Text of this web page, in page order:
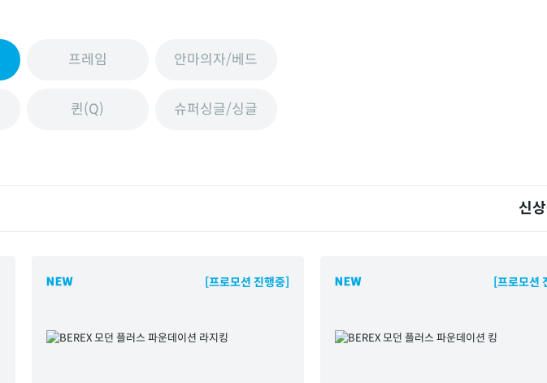
프레임 안마의자/베드
퀸(Q) 슈퍼싱글/싱글
신
[프로모션 진행중] [프로모션